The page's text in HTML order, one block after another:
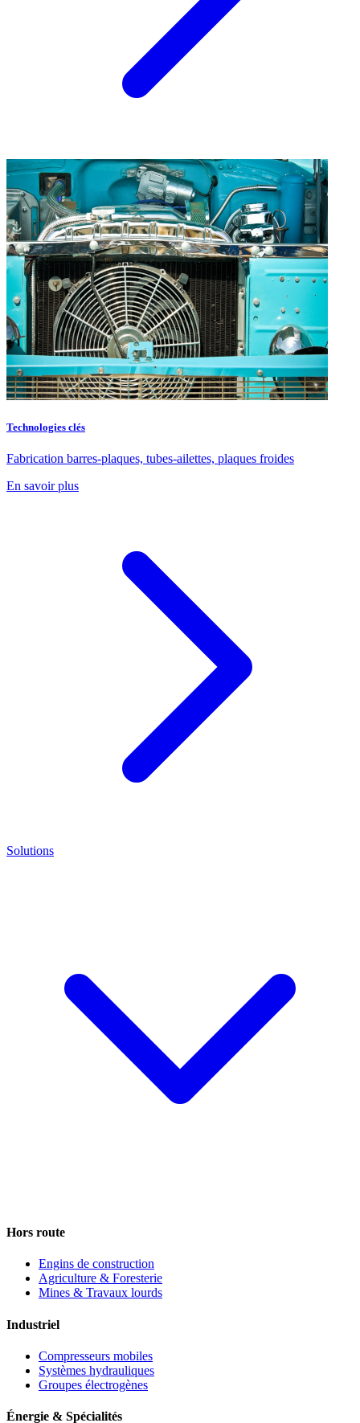
Technologies clés
Fabrication barres-plaques, tubes-ailettes, plaques froides
En savoir plus
Solutions
Hors route
Engins de construction
Agriculture & Foresterie
Mines & Travaux lourds
Industriel
Compresseurs mobiles
Systèmes hydrauliques
Groupes électrogènes
Énergie & Spécialités